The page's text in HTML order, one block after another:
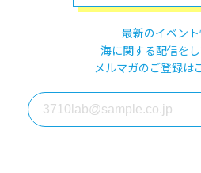
最新のイベン
海に関する配信をし
メルマガのご登録は